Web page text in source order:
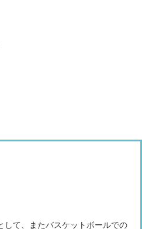
して、またバスケットボールでの